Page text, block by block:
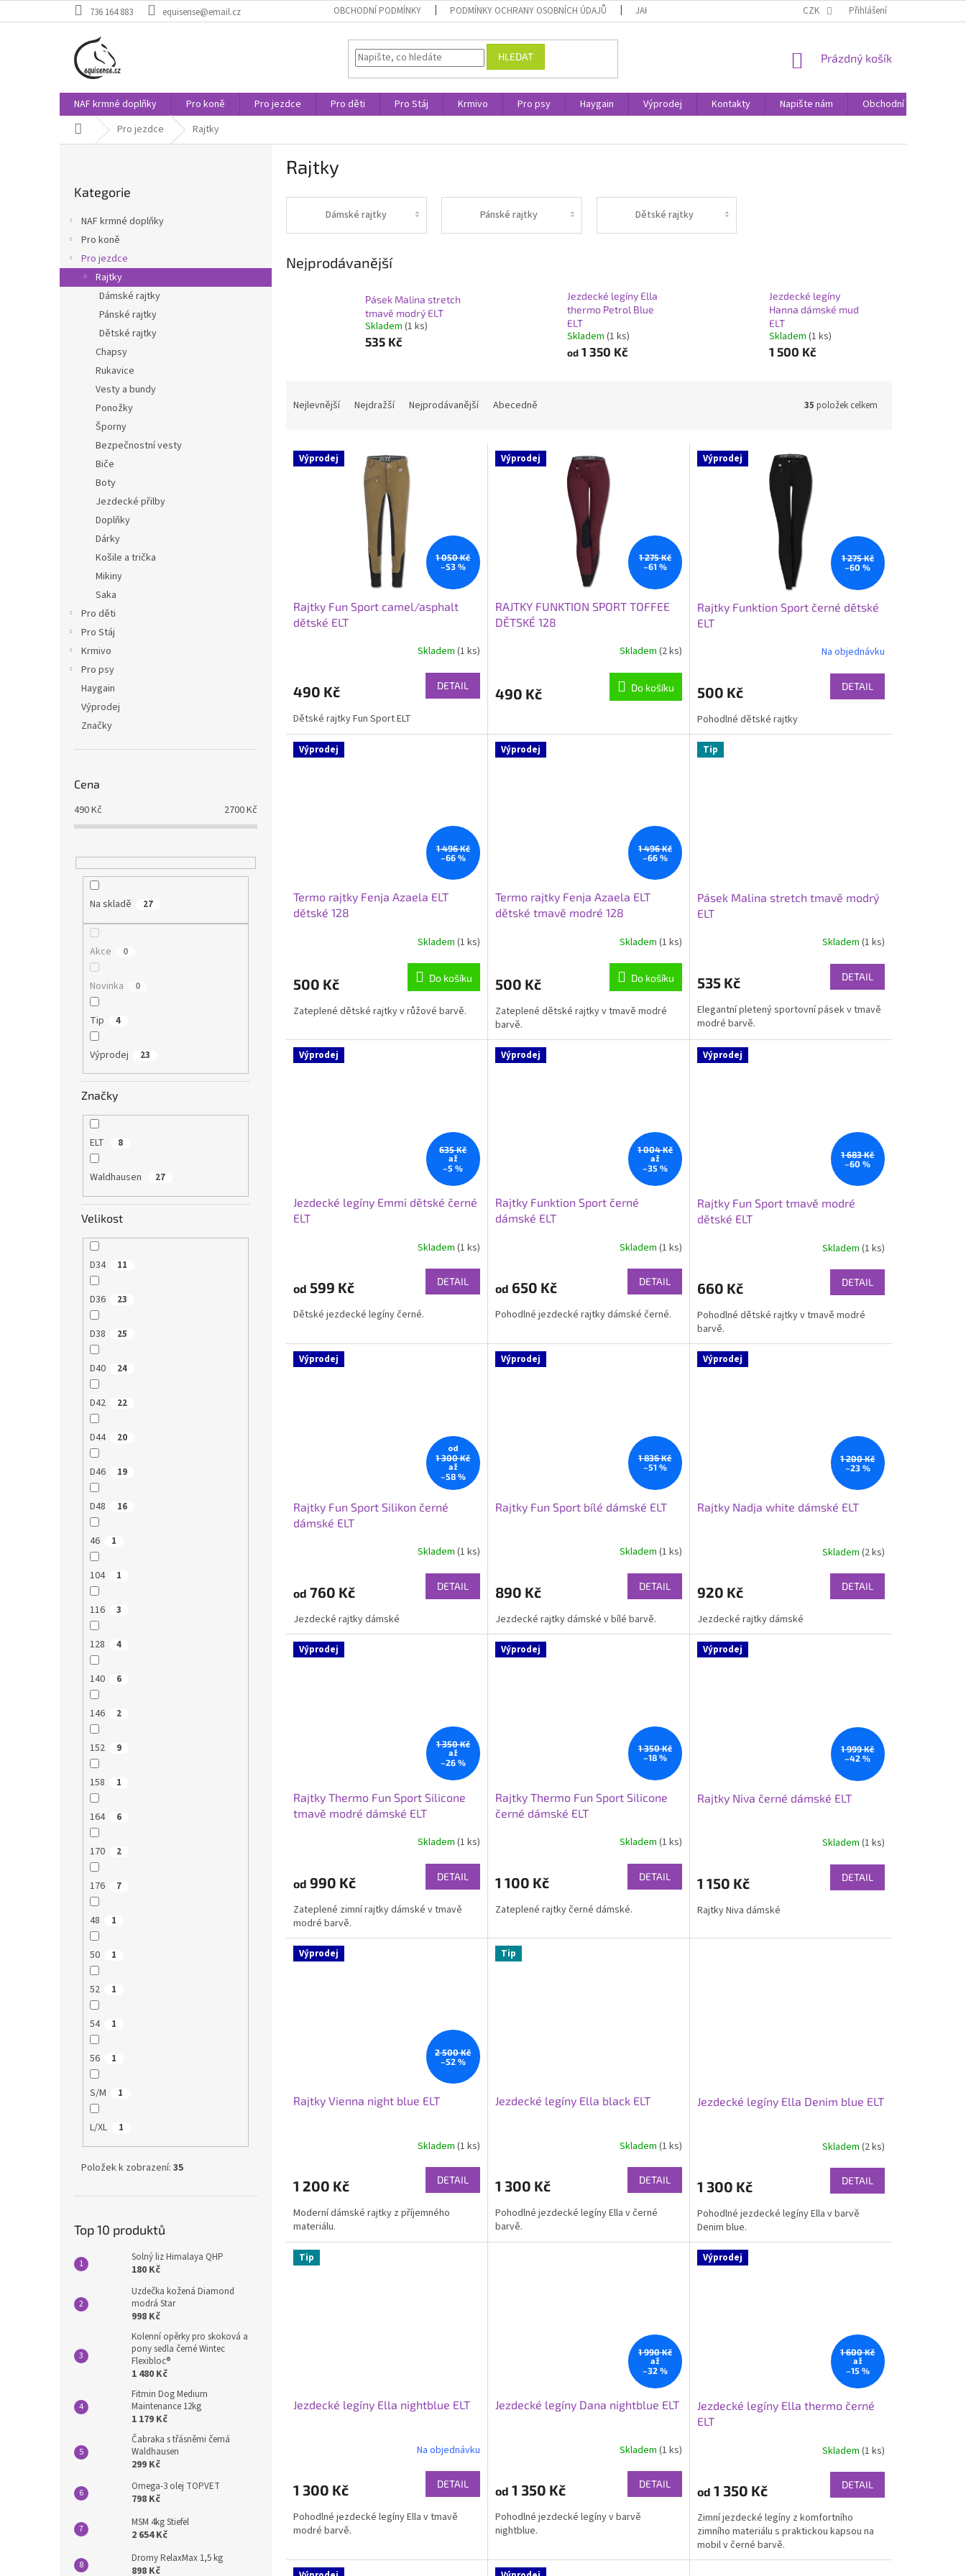
na
736 164 883 equisense@email.cz OBCHODNÍ PODMÍNKY PODMÍNKY OCHRANY OSOBNÍCH ÚDAJŮ JAK NAKUPOVAT CZK Přihlášení
HLEDAT
NÁKUPNÍ
Prázdný košík
NAF krmné doplňky Pro koně Pro jezdce Pro děti Pro Stáj Krmivo Pro psy Haygain Výprodej Kontakty Napište nám
Obchodní podmínky
Domů Pro jezdce Rajtky
kategorie
Kategorie
NAF krmné doplňky
Pro koně
Pro jezdce
Rajtky
Dámské rajtky
Pánské rajtky
Dětské rajtky
Chapsy
Rukavice
Vesty a bundy
Ponožky
Šporny
Bezpečnostní vesty
Biče
Boty
Jezdecké přilby
Doplňky
Dárky
Košile a trička
Mikiny
Saka
Pro děti
Pro Stáj
Krmivo
Pro psy
Haygain
Výprodej
Značky
Cena
490Kč 2700Kč
Na skladě 27
Akce 0
Novinka 0
Tip 4
Výprodej 23
Značky
ELT 8
Waldhausen 27
Velikost
D34 11
D36 23
D38 25
D40 24
D42 22
D44 20
D46 19
D48 16
46 1
104 1
116 3
128 4
140 6
146 2
152 9
158 1
164 6
170 2
176 7
48 1
50 1
52 1
54 1
56 1
S/M 1
L/XL 1
Položek k zobrazení: 35
Top 10 produktů
Solný liz Himalaya QHP
180 Kč
Uzdečka kožená Diamond
modrá Star
998 Kč
Kolenní opěrky pro skoková a
pony sedla černé Wintec
Flexibloc®
1 480 Kč
Fitmin Dog Medium
Maintenance 12kg
1 179 Kč
Čabraka s třásněmi černá
Waldhausen
299 Kč
Omega-3 olej TOPVET
798 Kč
MSM 4kg Stiefel
2 654 Kč
Dromy RelaxMax 1,5 kg
898 Kč
Rajtky
Dámské rajtky Pánské rajtky Dětské rajtky
Nejprodávanější
Pásek Malina stretch
tmavě modrý ELT
Skladem (1 ks)
535 Kč
Jezdecké legíny Ella
thermo Petrol Blue
ELT
Skladem (1 ks)
od1 350 Kč
Jezdecké legíny
Hanna dámské mud
ELT
Skladem (1 ks)
1 500 Kč
n
Nejlevnější Nejdražší Nejprodávanější Abecedně 35 položek celkem
V Výprodej
1 050 Kč
–53 %
Rajtky Fun Sport camel/asphalt
dětské ELT
Skladem (1 ks)
490 Kč DETAIL
Dětské rajtky Fun Sport ELT
Výprodej
1 275 Kč
–61 %
RAJTKY FUNKTION SPORT TOFFEE
DĚTSKÉ 128
Skladem (2 ks)
490 Kč Do košíku
Výprodej
1 275 Kč
–60 %
Rajtky Funktion Sport černé dětské
ELT
Na objednávku
500 Kč DETAIL
Pohodlné dětské rajtky
Výprodej
1 496 Kč
–66 %
Termo rajtky Fenja Azaela ELT
dětské 128
Skladem (1 ks)
500 Kč Do košíku
Zateplené dětské rajtky v růžové barvě.
Výprodej
1 496 Kč
–66 %
Termo rajtky Fenja Azaela ELT
dětské tmavě modré 128
Skladem (1 ks)
500 Kč Do košíku
Zateplené dětské rajtky v tmavě modré
barvě.
Tip
Pásek Malina stretch tmavě modrý
ELT
Skladem (1 ks)
535 Kč DETAIL
Elegantní pletený sportovní pásek v tmavě
modré barvě.
Výprodej
635 Kč
až
–5 %
Jezdecké legíny Emmi dětské černé
ELT
Skladem (1 ks)
od 599 Kč DETAIL
Dětské jezdecké legíny černé.
Výprodej
1 004 Kč
až
–35 %
Rajtky Funktion Sport černé
dámské ELT
Skladem (1 ks)
od 650 Kč DETAIL
Pohodlné jezdecké rajtky dámské černé.
Výprodej
1 683 Kč
–60 %
Rajtky Fun Sport tmavě modré
dětské ELT
Skladem (1 ks)
660 Kč DETAIL
Pohodlné dětské rajtky v tmavě modré
barvě.
Výprodej
od
1 300 Kč
až
–58 %
Rajtky Fun Sport Silikon černé
dámské ELT
Skladem (1 ks)
od 760 Kč DETAIL
Jezdecké rajtky dámské
Výprodej
1 836 Kč
–51 %
Rajtky Fun Sport bílé dámské ELT
je
z
5
hvězdiček.
Skladem (1 ks)
890 Kč DETAIL
Jezdecké rajtky dámské v bílé barvě.
Výprodej
1 200 Kč
–23 %
Rajtky Nadja white dámské ELT
Skladem (2 ks)
920 Kč DETAIL
Jezdecké rajtky dámské
Výprodej
1 350 Kč
až
–26 %
Rajtky Thermo Fun Sport Silicone
tmavě modré dámské ELT
Skladem (1 ks)
od 990 Kč DETAIL
Zateplené zimní rajtky dámské v tmavě
modré barvě.
Výprodej
1 350 Kč
–18 %
Rajtky Thermo Fun Sport Silicone
černé dámské ELT
Skladem (1 ks)
1 100 Kč DETAIL
Zateplené rajtky černé dámské.
Výprodej
1 999 Kč
–42 %
Rajtky Niva černé dámské ELT
Skladem (1 ks)
1 150 Kč DETAIL
Rajtky Niva dámské
Výprodej
2 500 Kč
–52 %
Rajtky Vienna night blue ELT
Skladem (1 ks)
1 200 Kč DETAIL
Moderní dámské rajtky z příjemného
materiálu.
Tip
Jezdecké legíny Ella black ELT
Skladem (1 ks)
1 300 Kč DETAIL
Pohodlné jezdecké legíny Ella v černé
barvě.
Jezdecké legíny Ella Denim blue ELT
Skladem (2 ks)
1 300 Kč DETAIL
Pohodlné jezdecké legíny Ella v barvě
Denim blue.
Tip
Jezdecké legíny Ella nightblue ELT
je
z
5
Na objednávku
1 300 Kč DETAIL
Pohodlné jezdecké legíny Ella v tmavě
modré barvě.
1 990 Kč
až
–32 %
Jezdecké legíny Dana nightblue ELT
je
z
5
Skladem (1 ks)
od 1 350 Kč DETAIL
Pohodlné jezdecké legíny v barvě
nightblue.
Výprodej
1 600 Kč
až
–15 %
Jezdecké legíny Ella thermo černé
ELT
Skladem (1 ks)
od 1 350 Kč DETAIL
Zimní jezdecké legíny z komfortního
zimního materiálu s praktickou kapsou na
mobil v černé barvě.